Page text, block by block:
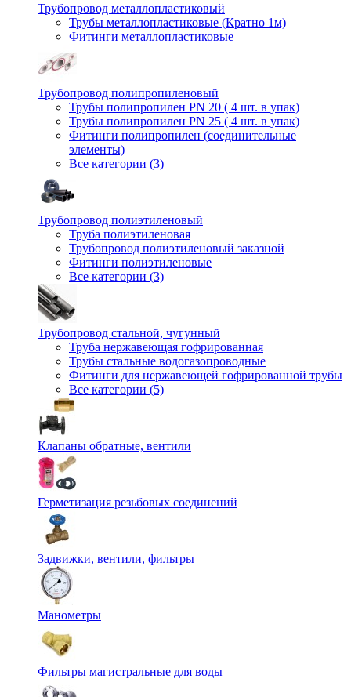
Трубопровод металлопластиковый
Трубы металлопластиковые (Кратно 1м)
Фитинги металлопластиковые
Трубопровод полипропиленовый
Трубы полипропилен PN 20 ( 4 шт. в упак)
Трубы полипропилен PN 25 ( 4 шт. в упак)
Фитинги полипропилен (cоединительные
элементы)
Все категории (3)
Трубопровод полиэтиленовый
Труба полиэтиленовая
Трубопровод полиэтиленовый заказной
Фитинги полиэтиленовые
Все категории (3)
Трубопровод стальной, чугунный
Труба нержавеющая гофрированная
Трубы стальные водогазопроводные
Фитинги для нержавеющей гофрированной трубы
Все категории (5)
Клапаны обратные, вентили
Герметизация резьбовых соединений
Задвижки, вентили, фильтры
Манометры
Фильтры магистральные для воды